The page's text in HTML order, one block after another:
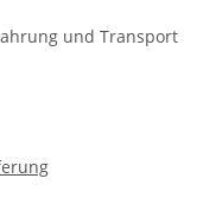
und Transport